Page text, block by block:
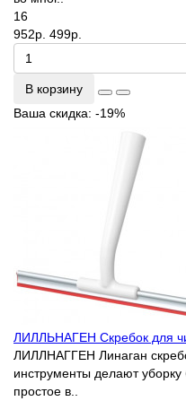
16
952р. 499р.
В корзину
Ваша скидка: -19%
ЛИЛЛЬНАГЕН Скребок для
ЛИЛЛНАГГЕН Линаган
инструменты делают
простое в..